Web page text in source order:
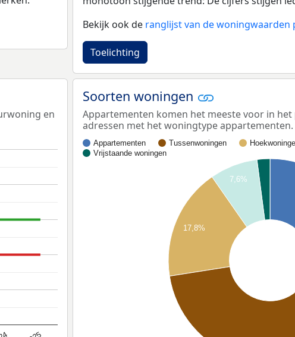
Bekijk ook de ranglijst van de
Toelichting
en
Soorten woningen
Appartementen komen het meeste voor in het
adressen met het woningtype appartementen.
Appartementen Tussenwoningen
Vrijstaande woningen
7,6%
17,8%